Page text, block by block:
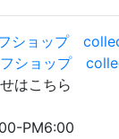
はこちら
PM6:00